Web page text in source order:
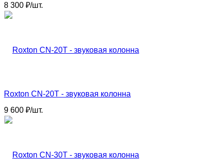
8 300 ₽/шт.
Roxton CN-20T - звуковая колонна
9 600 ₽/шт.